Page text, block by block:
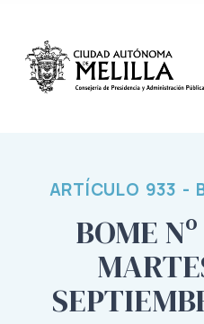
ARTÍCULO 933 -
BOME